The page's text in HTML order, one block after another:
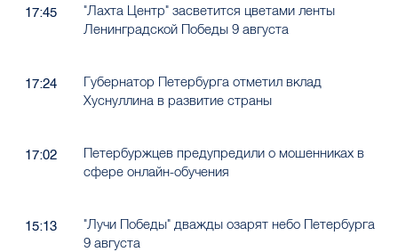
17:45
"Лахта Центр" засветится цветами ленты
Ленинградской Победы 9 августа
17:24
Губернатор Петербурга отметил вклад
Хуснуллина в развитие страны
17:02
Петербуржцев предупредили о мошенниках в
сфере онлайн-обучения
15:13
"Лучи Победы" дважды озарят небо Петербурга
9 августа